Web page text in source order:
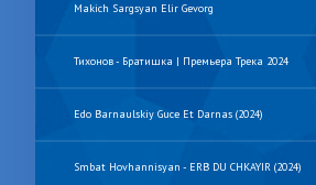
Makich Sargsyan Elir Gevorg
Тихонов - Братишка | Премьера Трека 2024
Edo Barnaulskiy Guce Et Darnas (2024)
Smbat Hovhannisyan - ERB DU CHKAYIR (2024)